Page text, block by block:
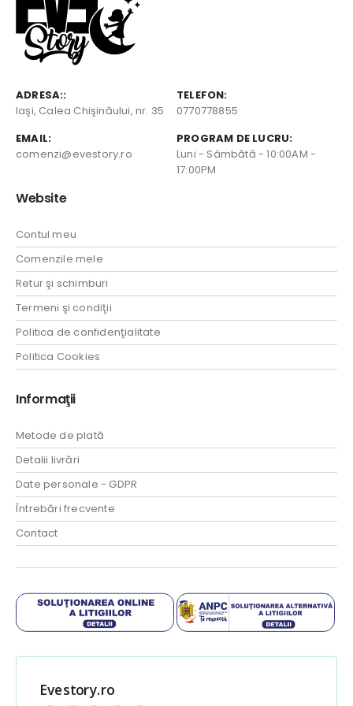
ADRESA::
Iaşi, Calea Chişinăului, nr. 35
TELEFON:
0770778855
EMAIL:
comenzi@evestory.ro
PROGRAM DE LUCRU:
Luni - Sâmbătă - 10:00AM -
17:00PM
Website
Contul meu
Comenzile mele
Retur şi schimburi
Termeni şi condiţii
Politica de confidenţialitate
Politica Cookies
Informaţii
Metode de plată
Detalii livrări
Date personale - GDPR
Întrebări frecvente
Contact
Evestory.ro